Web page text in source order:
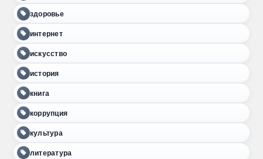
здоровье
интернет
искусство
история
книга
коррупция
культура
литература